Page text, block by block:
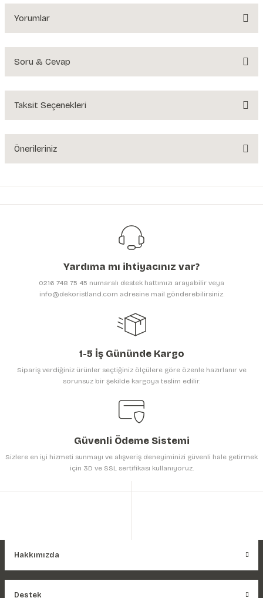
Yorumlar
Soru & Cevap
Ürün hakkında henüz soru sorulmamış.
Taksit Seçenekleri
Önerileriniz
yetersiz gördüğünüz noktaları öneri formunu kullanarak tarafımıza
Görüş ve önerileriniz için teşekkür ederiz.
Ürün resmi kalitesiz, bozuk veya görüntülenemiyor.
Ürün bilgilerinde hatalar bulunuyor.
Gönder
Yardıma mı ihtiyacınız var?
0216 748 75 45 numaralı destek hattımızı arayabilir veya
info@dekoristland.com adresine mail gönderebilirsiniz.
1-5 İş Gününde Kargo
Sipariş verdiğiniz ürünler seçtiğiniz ölçülere göre özenle hazırlanır ve
sorunsuz bir şekilde kargoya teslim edilir.
Güvenli Ödeme Sistemi
Sizlere en iyi hizmeti sunmayı ve alışveriş deneyiminizi güvenli hale getirmek
için 3D ve SSL sertifikası kullanıyoruz.
Hakkımızda
Destek